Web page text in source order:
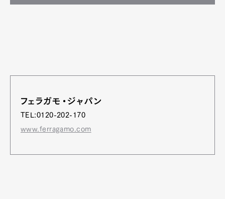
フェラガモ・ジャパン
TEL:0120-202-170
www.ferragamo.com